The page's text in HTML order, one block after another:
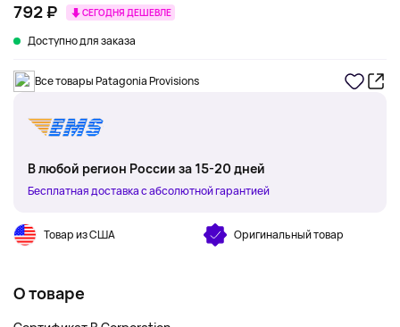
792 ₽ СЕГОДНЯ ДЕШЕВЛЕ
Доступно для заказа
Все товары Patagonia Provisions
В любой регион России за 15-20 дней
Бесплатная доставка с абсолютной гарантией
Товар из США Оригинальный товар
О товаре